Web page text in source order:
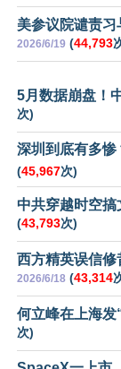
美参议院谴责
2026/6/19 (44,793
5月数据崩盘！
次)
深圳到底有多惨
(45,967次)
中共穿越时空
(43,793次)
西方精英误信
2026/6/18 (43,314
何立峰在上海发
次)